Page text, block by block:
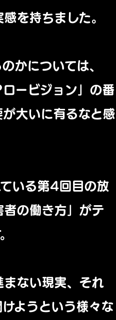
を持ちました。
かについては、
ロービジョン」の番
大いに有るなと感
いる第4回目の放
の働き方」がテ
ない現実、それ
ようという様々な